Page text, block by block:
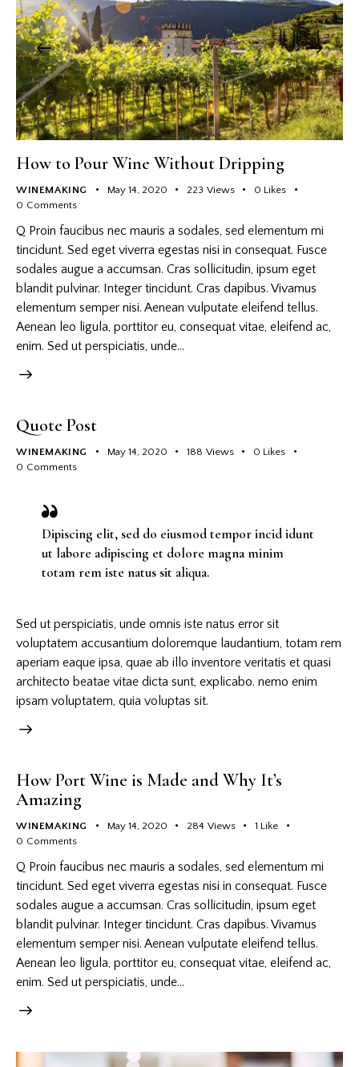
How to Pour Wine Without Dripping
WINEMAKING May 14, 2020 223 Views 0 Likes
0 Comments
Q Proin faucibus nec mauris a sodales, sed elementum mi
tincidunt. Sed eget viverra egestas nisi in consequat. Fusce
sodales augue a accumsan. Cras sollicitudin, ipsum eget
blandit pulvinar. Integer tincidunt. Cras dapibus. Vivamus
elementum semper nisi. Aenean vulputate eleifend tellus.
Aenean leo ligula, porttitor eu, consequat vitae, eleifend ac,
enim. Sed ut perspiciatis, unde…
Quote Post
WINEMAKING May 14, 2020 188 Views 0 Likes
0 Comments
Dipiscing elit, sed do eiusmod tempor incid idunt
ut labore adipiscing et dolore magna minim
totam rem iste natus sit aliqua.
Sed ut perspiciatis, unde omnis iste natus error sit
voluptatem accusantium doloremque laudantium, totam rem
aperiam eaque ipsa, quae ab illo inventore veritatis et quasi
architecto beatae vitae dicta sunt, explicabo. nemo enim
ipsam voluptatem, quia voluptas sit.
How Port Wine is Made and Why It’s
Amazing
WINEMAKING May 14, 2020 284 Views 1 Like
0 Comments
Q Proin faucibus nec mauris a sodales, sed elementum mi
tincidunt. Sed eget viverra egestas nisi in consequat. Fusce
sodales augue a accumsan. Cras sollicitudin, ipsum eget
blandit pulvinar. Integer tincidunt. Cras dapibus. Vivamus
elementum semper nisi. Aenean vulputate eleifend tellus.
Aenean leo ligula, porttitor eu, consequat vitae, eleifend ac,
enim. Sed ut perspiciatis, unde…